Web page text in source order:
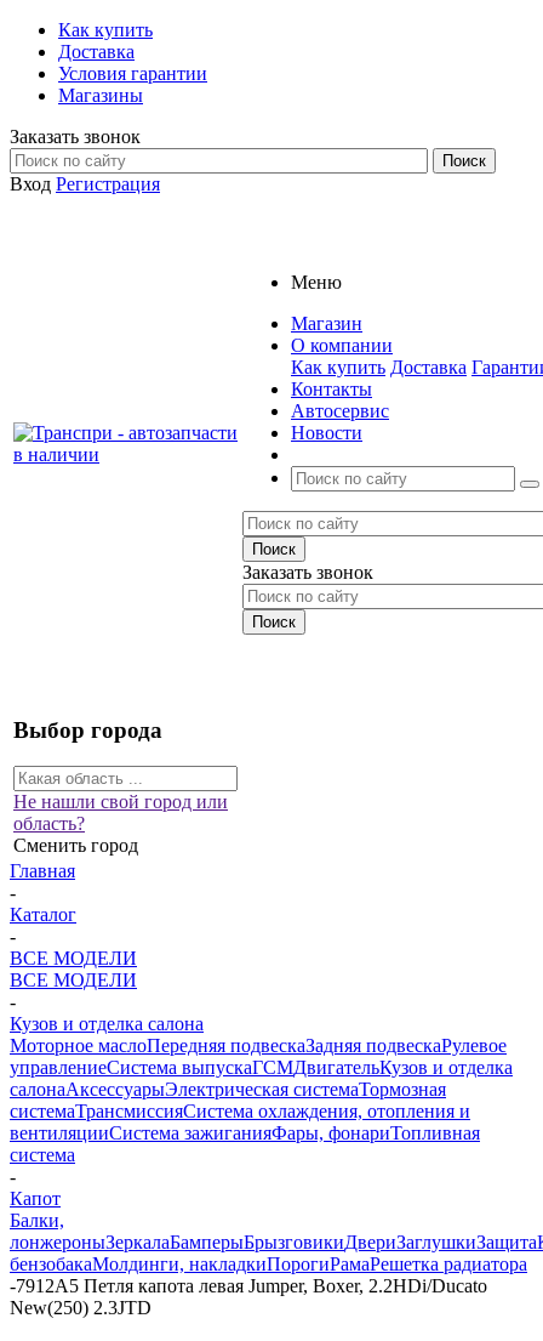
Как купить
Доставка
Условия гарантии
Магазины
Заказать звонок
Вход Регистрация
Меню
Магазин
О компании
Как купить Доставка
Контакты
Автосервис
Новости
Заказать звонок
Выбор города
Не нашли свой город или
область?
Сменить город
Главная
-
Каталог
-
ВСЕ МОДЕЛИ
ВСЕ МОДЕЛИ
-
Кузов и отделка салона
Моторное маслоПередняя подвескаЗадняя подвескаРулевое
управлениеСистема выпускаГСМДвигательКузов и отделка
салонаАксессуарыЭлектрическая системаТормозная
системаТрансмиссияСистема охлаждения, отопления и
вентиляцииСистема зажиганияФары, фонариТопливная
система
-
Капот
Балки,
лонжероныЗеркалаБамперыБрызговикиДвериЗаглушкиЗащита
бензобакаМолдинги, накладкиПорогиРамаРешетка радиатора
-7912A5 Петля капота левая Jumper, Boxer, 2.2HDi/Ducato
New(250) 2.3JTD